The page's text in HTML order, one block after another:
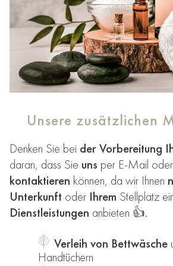
Unsere zusätzlichen
Denken Sie bei der Vorbereitung
daran, dass Sie uns per E-Mail
kontaktieren können, da wir Ihnen
Unterkunft oder Ihrem Stellplatz
Dienstleistungen anbieten 👍.
Verleih von Bettwäsche
Handtüchern